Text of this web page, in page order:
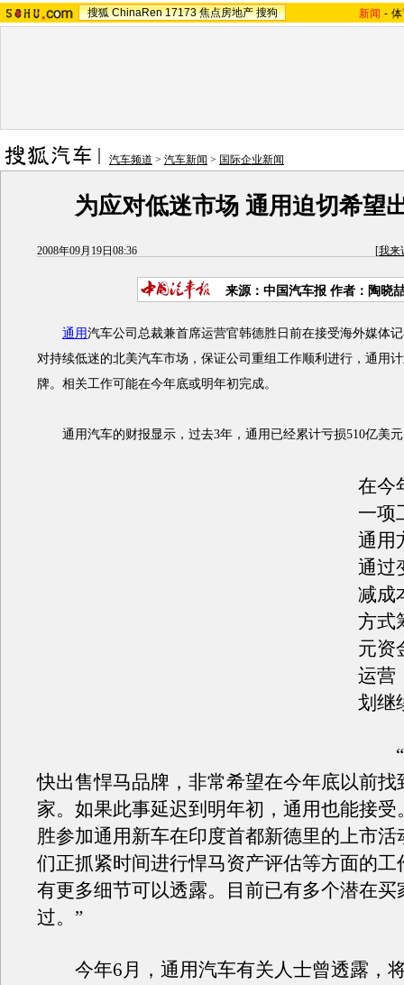
搜狐 ChinaRen 17173 焦点房地产 搜狗 新闻 -
汽车频道 > 汽车新闻 > 国际企业新闻
为应对低迷市场 通用迫切希望
2008年09月19日08:36 [我来
来源：中国汽车报 作者：陶晓
通用汽车公司总裁兼首席运营官韩德胜日前在接受海外媒体
对持续低迷的北美汽车市场，保证公司重组工作顺利进行，通用
牌。相关工作可能在今年底或明年初完成。
通用汽车的财报显示，过去3年，通用已经累计亏损510亿美
在今
一项
通用
通过
减成
方式
元资
运营
划继
“
快出售悍马品牌，非常希望在今年底以前找
家。如果此事延迟到明年初，通用也能接受
胜参加通用新车在印度首都新德里的上市活
们正抓紧时间进行悍马资产评估等方面的工
有更多细节可以透露。目前已有多个潜在买
过。”
今年6月，通用汽车有关人士曾透露，